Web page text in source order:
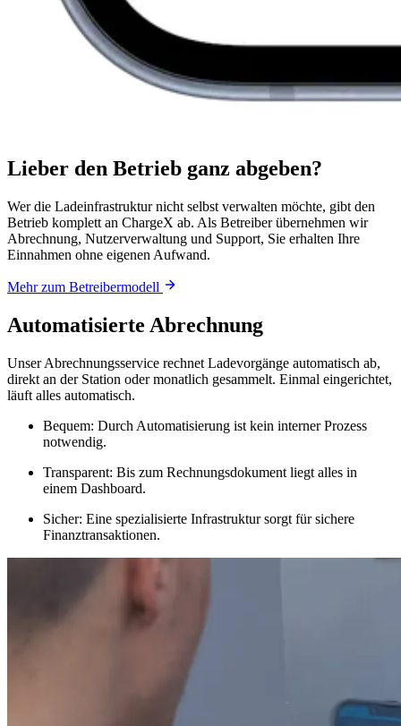
Lieber den Betrieb ganz abgeben?
Wer die Ladeinfrastruktur nicht selbst verwalten möchte, gibt den
Betrieb komplett an ChargeX ab. Als Betreiber übernehmen wir
Abrechnung, Nutzerverwaltung und Support, Sie erhalten Ihre
Einnahmen ohne eigenen Aufwand.
Mehr zum Betreibermodell
Automatisierte Abrechnung
Unser Abrechnungsservice rechnet Ladevorgänge automatisch ab,
direkt an der Station oder monatlich gesammelt. Einmal eingerichtet,
läuft alles automatisch.
Bequem: Durch Automatisierung ist kein interner Prozess
notwendig.
Transparent: Bis zum Rechnungsdokument liegt alles in
einem Dashboard.
Sicher: Eine spezialisierte Infrastruktur sorgt für sichere
Finanztransaktionen.